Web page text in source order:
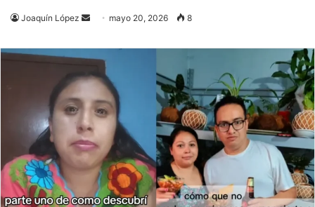
Joaquín López
Send
email
mayo 20, 2026 8